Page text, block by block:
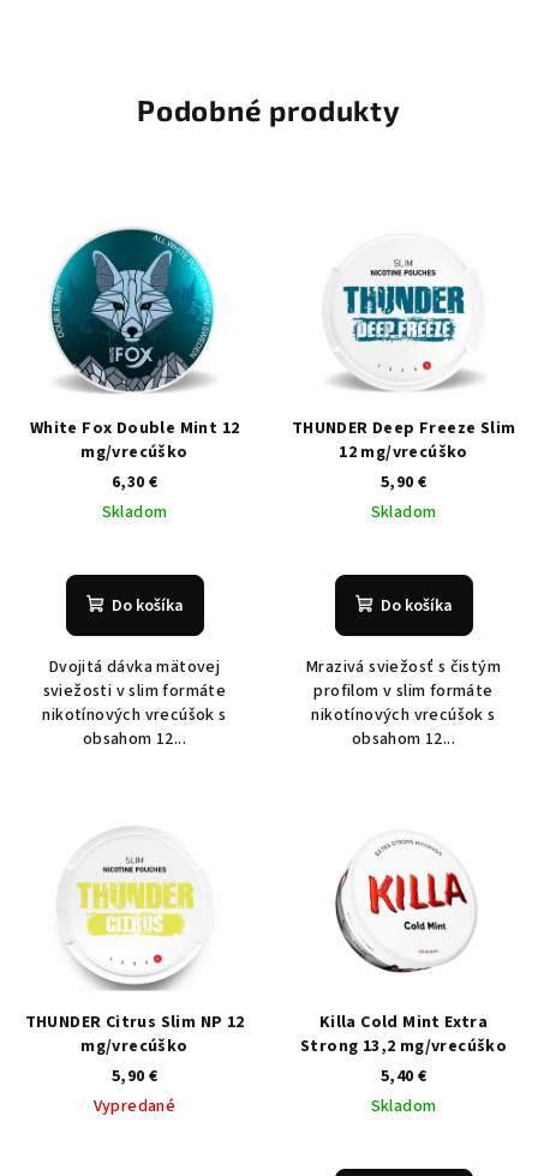
Podobné produkty
White Fox Double Mint 12
mg/vrecúško
6,30 €
Skladom
Do košíka
Dvojitá dávka mätovej
sviežosti v slim formáte
nikotínových vrecúšok s
obsahom 12...
THUNDER Deep Freeze Slim
12 mg/vrecúško
5,90 €
Skladom
Do košíka
Mrazivá sviežosť s čistým
profilom v slim formáte
nikotínových vrecúšok s
obsahom 12...
THUNDER Citrus Slim NP 12
mg/vrecúško
5,90 €
Vypredané
Killa Cold Mint Extra
Strong 13,2 mg/vrecúško
5,40 €
Skladom